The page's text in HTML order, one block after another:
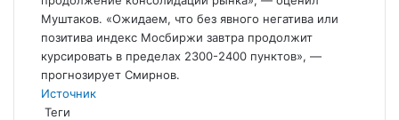
Муштаков. «Ожидаем, что без явного негатива или
позитива индекс Мосбиржи завтра продолжит
курсировать в пределах 2300-2400 пунктов», —
прогнозирует Смирнов.
Источник
Теги